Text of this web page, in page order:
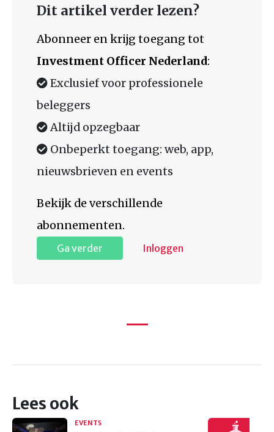
Dit artikel verder lezen?
Abonneer en krijg toegang tot
Investment Officer Nederland:
Exclusief voor professionele
beleggers
Altijd opzegbaar
Onbeperkt toegang: web, app,
nieuwsbrieven en events
Bekijk de verschillende
abonnementen.
Ga verder Inloggen
Lees ook
EVENTS